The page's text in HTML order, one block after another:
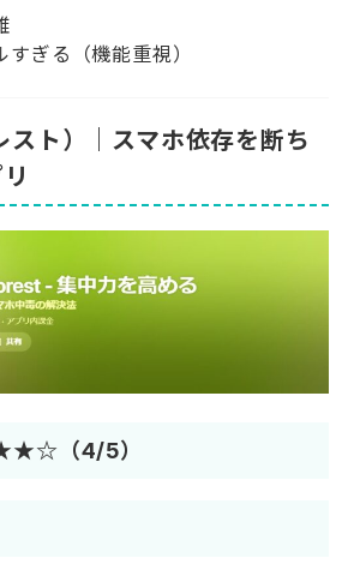
ぎる（機能重視）
ト）｜スマホ依存を断ち
（4/5）